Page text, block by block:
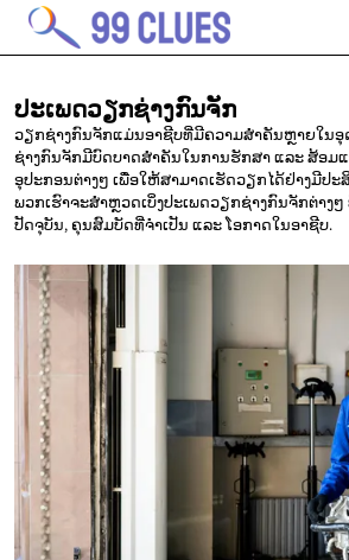
ປະເພດວຽກຊ່າງກົນຈັກ
ວຽກຊ່າງກົນຈັກແມ່ນອາຊີບທີ່ມີຄວາມສຳຄັນຫຼາຍໃນ
ຊ່າງກົນຈັກມີບົດບາດສຳຄັນໃນການຮັກສາ ແລະ ສ້ອມ
ອຸປະກອນຕ່າງໆ ເພື່ອໃຫ້ສາມາດເຮັດວຽກໄດ້ຢ່າງມີປ
ພວກເຮົາຈະສຳຫຼວດເບິ່ງປະເພດວຽກຊ່າງກົນຈັກຕ່າງ
ປັດຈຸບັນ, ຄຸນສົມບັດທີ່ຈຳເປັນ ແລະ ໂອກາດໃນອາຊີບ.